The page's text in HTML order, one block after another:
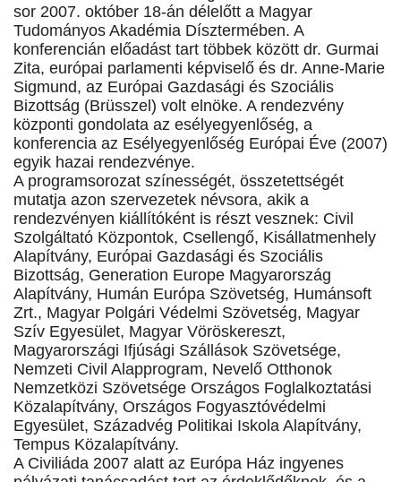
sor 2007. október 18-án délelőtt a Magyar
Tudományos Akadémia Dísztermében. A
konferencián előadást tart többek között dr. Gurmai
Zita, európai parlamenti képviselő és dr. Anne-Marie
Sigmund, az Európai Gazdasági és Szociális
Bizottság (Brüsszel) volt elnöke. A rendezvény
központi gondolata az esélyegyenlőség, a
konferencia az Esélyegyenlőség Európai Éve (2007)
egyik hazai rendezvénye.
A programsorozat színességét, összetettségét
mutatja azon szervezetek névsora, akik a
rendezvényen kiállítóként is részt vesznek: Civil
Szolgáltató Központok, Csellengő, Kisállatmenhely
Alapítvány, Európai Gazdasági és Szociális
Bizottság, Generation Europe Magyarország
Alapítvány, Humán Európa Szövetség, Humánsoft
Zrt., Magyar Polgári Védelmi Szövetség, Magyar
Szív Egyesület, Magyar Vöröskereszt,
Magyarországi Ifjúsági Szállások Szövetsége,
Nemzeti Civil Alapprogram, Nevelő Otthonok
Nemzetközi Szövetsége Országos Foglalkoztatási
Közalapítvány, Országos Fogyasztóvédelmi
Egyesület, Századvég Politikai Iskola Alapítvány,
Tempus Közalapítvány.
A Civiliáda 2007 alatt az Európa Ház ingyenes